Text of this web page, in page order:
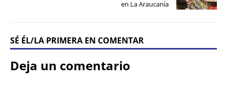
en La Araucanía
SÉ ÉL/LA PRIMERA EN COMENTAR
Deja un comentario